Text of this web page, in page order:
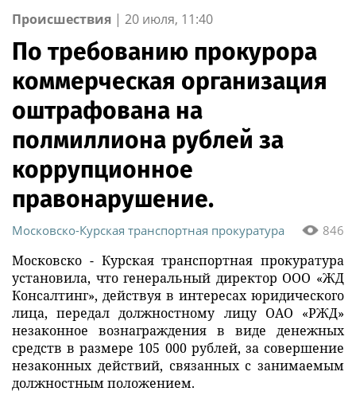
Происшествия | 20 июля, 11:40
По требованию прокурора
коммерческая организация
оштрафована на
полмиллиона рублей за
коррупционное
правонарушение.
846
Московско-Курская транспортная прокуратура
Московско - Курская транспортная прокуратура
установила, что генеральный директор ООО «ЖД
Консалтинг», действуя в интересах юридического
лица, передал должностному лицу ОАО «РЖД»
незаконное вознаграждения в виде денежных
средств в размере 105 000 рублей, за совершение
незаконных действий, связанных с занимаемым
должностным положением.